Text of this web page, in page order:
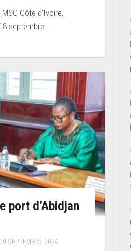
Côte d’Ivoire,
septembre...
port d’Abidjan
19 SEPTEMBRE 2024